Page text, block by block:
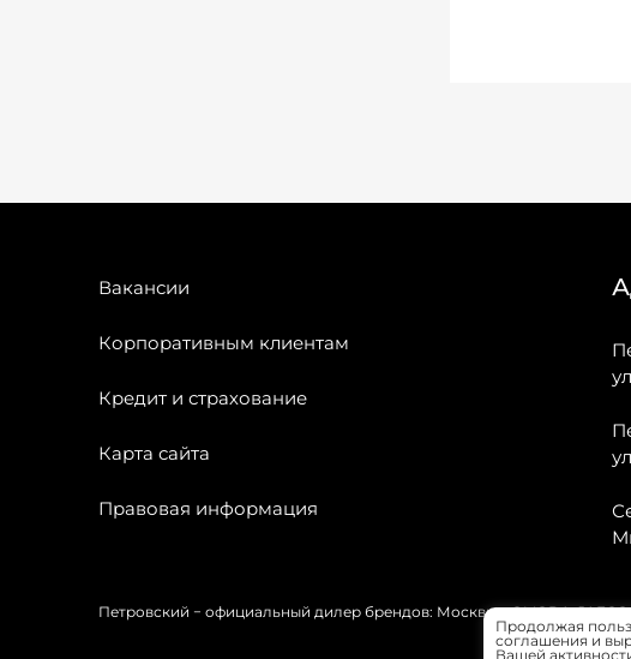
Вакансии
Корпоративным клиентам
Кредит и страхование
Карта сайта
Правовая информация
Петровский − официальный дилер брендов: Москвич, OMODA,
Продолжая
соглашения и
Вашей